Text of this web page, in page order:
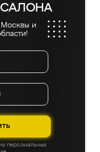
Москвы и
персональных